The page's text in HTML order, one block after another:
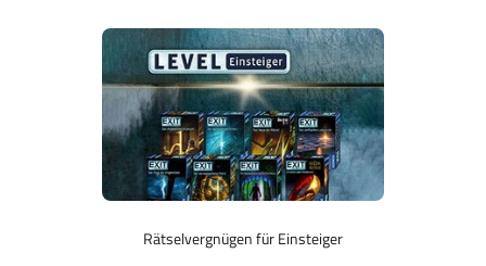
Rätselvergnügen für Einsteiger